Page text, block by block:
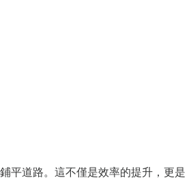
平道路。這不僅是效率的提升，更是